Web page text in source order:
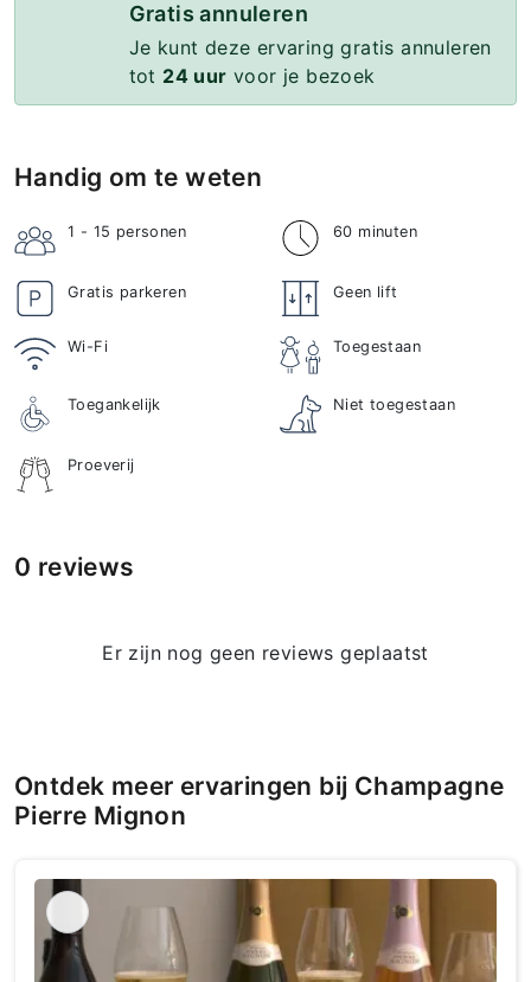
Gratis annuleren
Je kunt deze ervaring gratis annuleren
tot 24 uur voor je bezoek
Handig om te weten
1 - 15 personen 60 minuten
Gratis parkeren Geen lift
Wi-Fi Toegestaan
Toegankelijk Niet toegestaan
Proeverij
0 reviews
Er zijn nog geen reviews geplaatst
Ontdek meer ervaringen bij Champagne
Pierre Mignon